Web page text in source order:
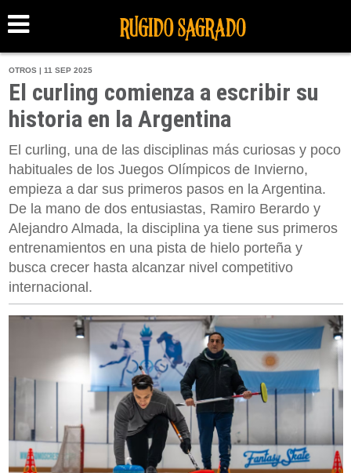
OTROS | 11 SEP 2025
El curling comienza a escribir su
historia en la Argentina
El curling, una de las disciplinas más curiosas y poco
habituales de los Juegos Olímpicos de Invierno,
empieza a dar sus primeros pasos en la Argentina.
De la mano de dos entusiastas, Ramiro Berardo y
Alejandro Almada, la disciplina ya tiene sus primeros
entrenamientos en una pista de hielo porteña y
busca crecer hasta alcanzar nivel competitivo
internacional.